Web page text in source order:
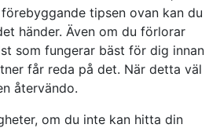
tipsen ovan kan du
händer. Även om du förlorar
som fungerar bäst för dig innan
får reda på det. När detta väl
återvändo.
om du inte kan hitta din